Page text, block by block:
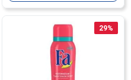
29%